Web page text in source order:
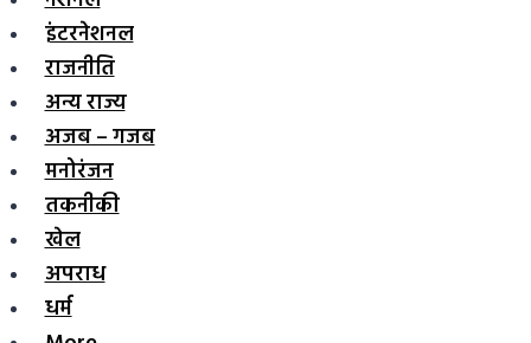
इंटरनेशनल
राजनीति
अन्य राज्य
अजब – गजब
मनोरंजन
तकनीकी
खेल
अपराध
धर्म